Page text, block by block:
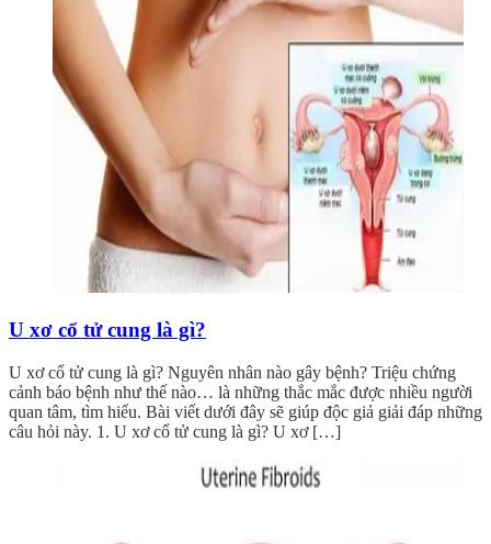
U xơ cổ tử cung là gì?
U xơ cổ tử cung là gì? Nguyên nhân nào gây bệnh? Triệu chứng
cảnh báo bệnh như thế nào… là những thắc mắc được nhiều người
quan tâm, tìm hiểu. Bài viết dưới đây sẽ giúp độc giả giải đáp những
câu hỏi này. 1. U xơ cổ tử cung là gì? U xơ […]